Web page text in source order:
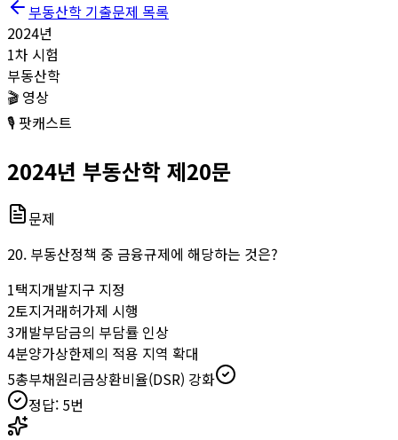
부동산학 기출문제 목록
2024년
1차 시험
부동산학
🎬 영상
🎙️ 팟캐스트
2024년 부동산학 제20문
문제
20. 부동산정책 중 금융규제에 해당하는 것은?
1택지개발지구 지정
2토지거래허가제 시행
3개발부담금의 부담률 인상
4분양가상한제의 적용 지역 확대
5총부채원리금상환비율(DSR) 강화
정답: 5번